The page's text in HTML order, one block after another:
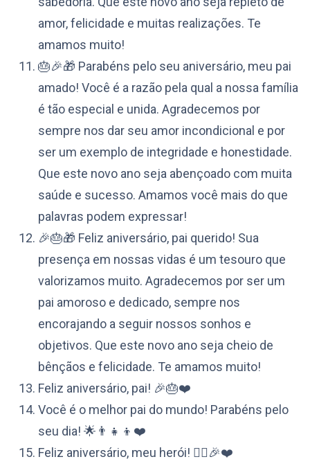
amor, felicidade e muitas realizações. Te
amamos muito!
🎂🎉🎁 Parabéns pelo seu aniversário, meu pai
amado! Você é a razão pela qual a nossa família
é tão especial e unida. Agradecemos por
sempre nos dar seu amor incondicional e por
ser um exemplo de integridade e honestidade.
Que este novo ano seja abençoado com muita
saúde e sucesso. Amamos você mais do que
palavras podem expressar!
🎉🎂🎁 Feliz aniversário, pai querido! Sua
presença em nossas vidas é um tesouro que
valorizamos muito. Agradecemos por ser um
pai amoroso e dedicado, sempre nos
encorajando a seguir nossos sonhos e
objetivos. Que este novo ano seja cheio de
bênçãos e felicidade. Te amamos muito!
Feliz aniversário, pai! 🎉🎂❤️
Você é o melhor pai do mundo! Parabéns pelo
seu dia! 🌟👨‍👧‍👦❤️
Feliz aniversário, meu herói! 🦸‍♂️🎉❤️